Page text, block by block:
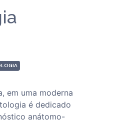
em uma moderna
é dedicado
anátomo-